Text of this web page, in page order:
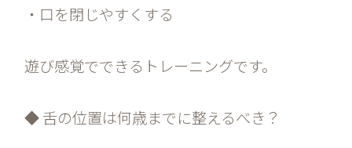
・口を閉じやすくする
遊び感覚でできるトレーニングです。
◆ 舌の位置は何歳までに整えるべき？